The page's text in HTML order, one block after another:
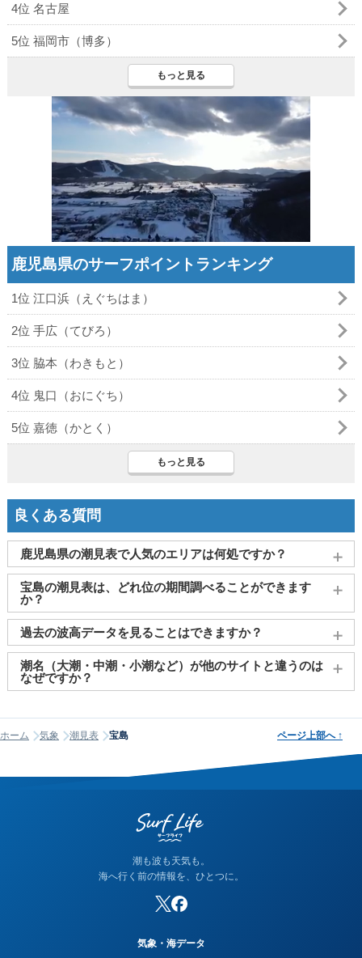
4位 名古屋
5位 福岡市（博多）
もっと見る
鹿児島県のサーフポイントランキング
1位 江口浜（えぐちはま）
2位 手広（てびろ）
3位 脇本（わきもと）
4位 鬼口（おにぐち）
5位 嘉徳（かとく）
もっと見る
良くある質問
鹿児島県の潮見表で人気のエリアは何処ですか？
鹿児島、奄美大島 、 志布志、屋久島(一湊) 、 与論島(茶花)
く見られております。
宝島の潮見表は、どれ位の期間調べることができます
か？
2011～2027年までの16年間分の潮汐情報や日の出・日の入りを
調べることができます。視覚的に分かり易くタイドグラフで、
日の出・日の入り情報も合わせて確認することができます。
過去の波高データを見ることはできますか？
大変申し訳ございませんが、過去の波高データ（波の高さ）に
関してはご提供しておりません。
潮名（大潮・中潮・小潮など）が他のサイトと違うのは
なぜですか？
何日まで大潮」という統一された公的な定義はありません。そ
のため、サイトが採用する計算方式によって、境界にあたる日
って見える場合は、そのサイトが別の方式を使っている可能性
ホーム 気象 潮見表 宝島 ページ上部へ ↑
潮も波も天気も。
海へ行く前の情報を、ひとつに。
気象・海データ